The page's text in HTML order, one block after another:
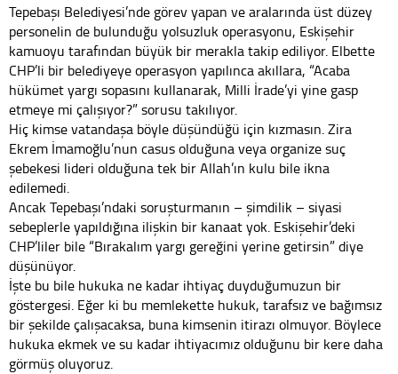
Tepebaşı Belediyesi’nde görev yapan ve aralarında üst düzey
personelin de bulunduğu yolsuzluk operasyonu, Eskişehir
kamuoyu tarafından büyük bir merakla takip ediliyor. Elbette
CHP’li bir belediyeye operasyon yapılınca akıllara, “Acaba
hükümet yargı sopasını kullanarak, Milli İrade’yi yine gasp
etmeye mi çalışıyor?” sorusu takılıyor.
Hiç kimse vatandaşa böyle düşündüğü için kızmasın. Zira
Ekrem İmamoğlu’nun casus olduğuna veya organize suç
şebekesi lideri olduğuna tek bir Allah’ın kulu bile ikna
edilemedi.
Ancak Tepebaşı’ndaki soruşturmanın – şimdilik – siyasi
sebeplerle yapıldığına ilişkin bir kanaat yok. Eskişehir’deki
CHP’liler bile “Bırakalım yargı gereğini yerine getirsin” diye
düşünüyor.
İşte bu bile hukuka ne kadar ihtiyaç duyduğumuzun bir
göstergesi. Eğer ki bu memlekette hukuk, tarafsız ve bağımsız
bir şekilde çalışacaksa, buna kimsenin itirazı olmuyor. Böylece
hukuka ekmek ve su kadar ihtiyacımız olduğunu bir kere daha
görmüş oluyoruz.